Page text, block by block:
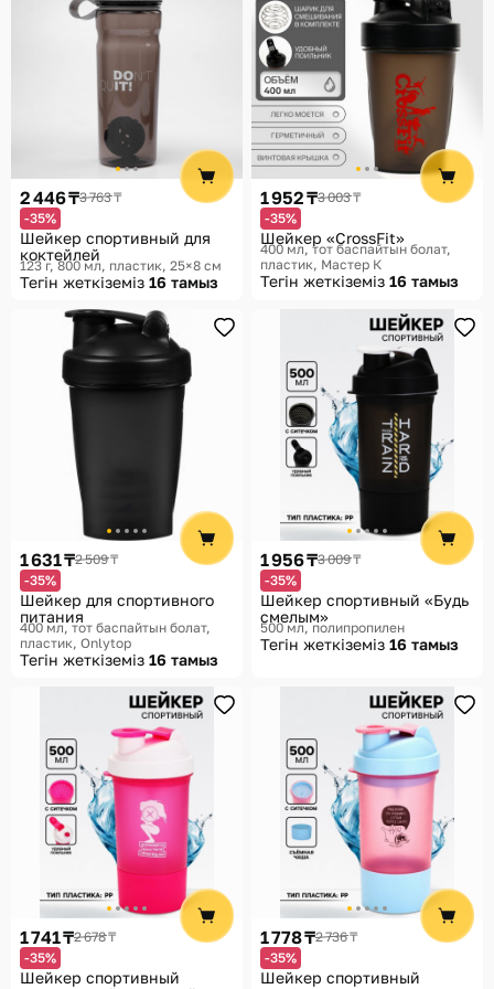
2 446 ₸3 763 ₸
-35%
Шейкер спортивный для
коктейлей
123 г, 800 мл, пластик, 25×8 см
Тегін жеткіземіз 16 тамыз
1 952 ₸3 003 ₸
-35%
Шейкер «CrossFit»
400 мл, тот баспайтын болат,
пластик Мастер К
Тегін жеткіземіз 16 тамыз
1 631 ₸2 509 ₸
-35%
Шейкер для спортивного
питания
400 мл, тот баспайтын болат,
пластик Onlytop
Тегін жеткіземіз 16 тамыз
1 956 ₸3 009 ₸
-35%
Шейкер спортивный «Будь
смелым»
500 мл, полипропилен
Тегін жеткіземіз 16 тамыз
1 741 ₸2 678 ₸
-35%
Шейкер спортивный
1 778 ₸2 736 ₸
-35%
Шейкер спортивный